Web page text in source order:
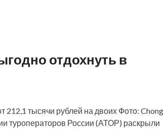
отдохнуть в
212,1 тысячи рублей на двоих Фото: Chong
туроператоров России (АТОР) раскрыли